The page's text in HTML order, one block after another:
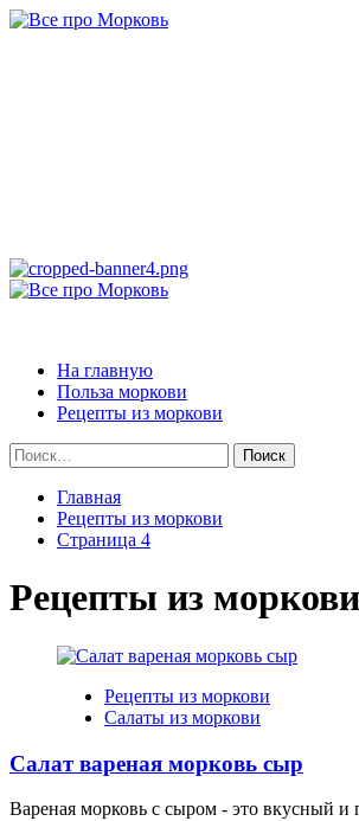
Перейти
Основное
На главную
Польза моркови
Рецепты из моркови
Найти:
Главная
Рецепты из моркови
Страница 4
Рецепты из моркови
Рецепты из моркови
Салаты из моркови
Салат вареная морковь сыр
Вареная морковь с сыром - это вкусный и